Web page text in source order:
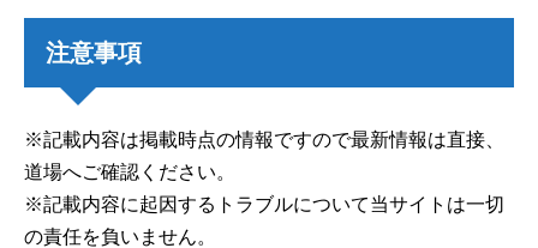
注意事項
※記載内容は掲載時点の情報ですので最新情報は直接、
道場へご確認ください。
※記載内容に起因するトラブルについて当サイトは一切
の責任を負いません。